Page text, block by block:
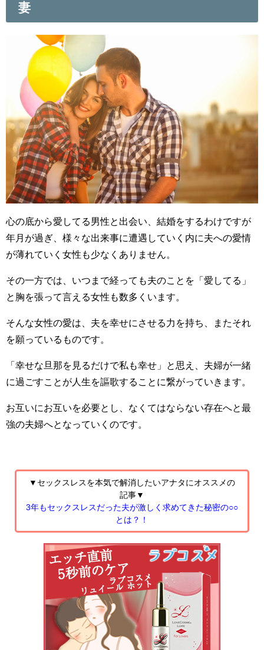
妻
心の底から愛してる男性と出会い、結婚をするわけですが
年月が過ぎ、様々な出来事に遭遇していく内に夫への愛情
が薄れていく女性も少なくありません。
その一方では、いつまで経っても夫のことを「愛してる」
と胸を張って言える女性も数多くいます。
そんな女性の愛は、夫を幸せにさせる力を持ち、またそれ
を願っているものです。
「幸せな旦那を見るだけで私も幸せ」と思え、夫婦が一緒
に過ごすことが人生を謳歌することに繋がっていきます。
お互いにお互いを必要とし、なくてはならない存在へと最
強の夫婦へとなっていくのです。
▼セックスレスを本気で解消したいアナタにオススメの
記事▼
3年もセックスレスだった夫が激しく求めてきた秘密の○○
とは？！